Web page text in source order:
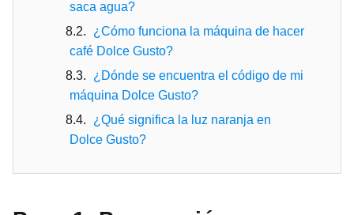
saca agua?
¿Cómo funciona la máquina de hacer
café Dolce Gusto?
¿Dónde se encuentra el código de mi
máquina Dolce Gusto?
¿Qué significa la luz naranja en
Dolce Gusto?